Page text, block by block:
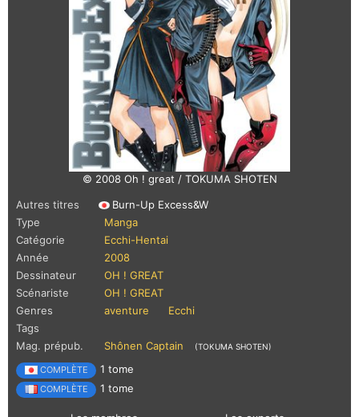
© 2008 Oh ! great / TOKUMA SHOTEN
Autres titres
Burn-Up Excess&W
Type
Manga
Catégorie
Ecchi-Hentai
Année
2008
Dessinateur
OH ! GREAT
Scénariste
OH ! GREAT
Genres
aventure
Ecchi
Tags
Mag. prépub.
Shônen Captain (TOKUMA SHOTEN)
COMPLÈTE 1 tome
COMPLÈTE 1 tome